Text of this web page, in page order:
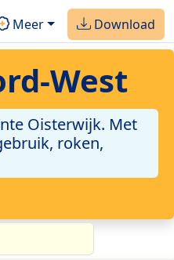
Meer Download
West
Oisterwijk. Met
roken,